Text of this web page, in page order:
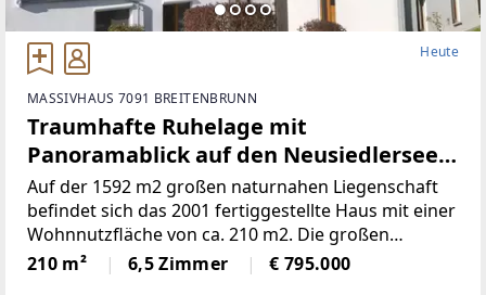
Heute
MASSIVHAUS 7091 BREITENBRUNN
Traumhafte Ruhelage mit
Panoramablick auf den Neusiedlersee
(Provisionsfrei)
Auf der 1592 m2 großen naturnahen Liegenschaft
befindet sich das 2001 fertiggestellte Haus mit einer
Wohnnutzfläche von ca. 210 m2. Die großen
Fensterspenden viel Tageslicht und ermöglichen auf
mehreren Ebenen einenaußergewöhnlichen Blick
210 m² 6,5 Zimmer € 795.000